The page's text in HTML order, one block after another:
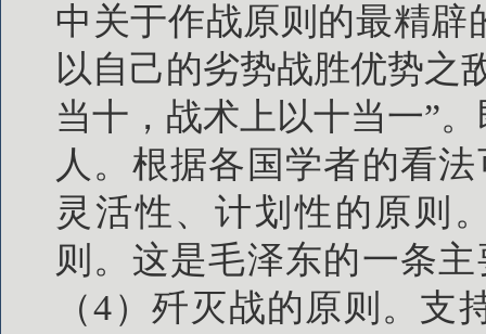
中关于作战原则的最精
以自己的劣势战胜优势之
当十，战术上以十当一”
人。根据各国学者的看
灵活性、计划性的原则
则。这是毛泽东的一条
（4）歼灭战的原则。